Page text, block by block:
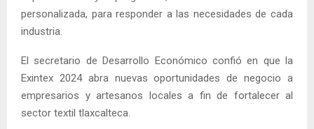
personalizada, para responder a las necesidades de cada
industria.
El secretario de Desarrollo Económico confió en que la
Exintex 2024 abra nuevas oportunidades de negocio a
empresarios y artesanos locales a fin de fortalecer al
sector textil tlaxcalteca.